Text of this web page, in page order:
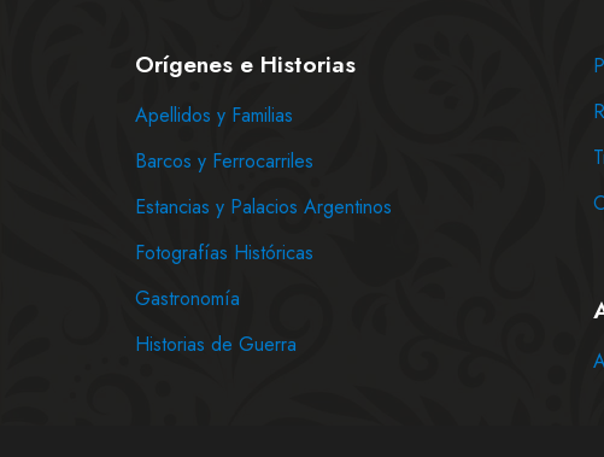
Orígenes e Historias
Apellidos y Familias
Barcos y Ferrocarriles
Estancias y Palacios Argentinos
Fotografías Históricas
Gastronomía
Historias de Guerra